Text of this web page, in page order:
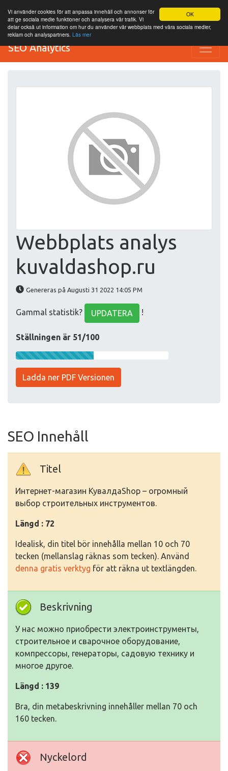
OK
Vi använder cookies för att anpassa innehåll och annonser för
att ge sociala medie funktioner och analysera vår trafik. Vi
delar också ut information om hur du använder vår webbplats med våra sociala medier,
reklam och analyspartners. Läs mer
SEO Analytics
Webbplats analys
kuvaldashop.ru
Genereras på Augusti 31 2022 14:05 PM
Gammal statistik? UPDATERA !
Ställningen är 51/100
Ladda ner PDF Versionen
SEO Innehåll
Titel
Интернет-магазин КувалдаShop – огромный
выбор строительных инструментов.
Längd : 72
Idealisk, din titel bör innehålla mellan 10 och 70
tecken (mellanslag räknas som tecken). Använd
denna gratis verktyg för att räkna ut textlängden.
Beskrivning
У нас можно приобрести электроинструменты,
строительное и сварочное оборудование,
компрессоры, генераторы, садовую технику и
многое другое.
Längd : 139
Bra, din metabeskrivning innehåller mellan 70 och
160 tecken.
Nyckelord